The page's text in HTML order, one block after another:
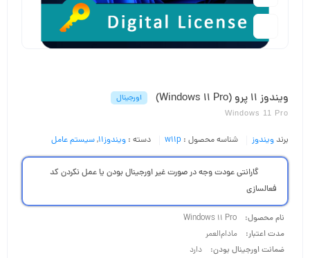
ویندوز 11 پرو (Windows 11 Pro) اورجینال
Windows 11 Pro
برندویندوز شناسه محصول : w11p دسته : ویندوز11 ,سیستم عامل
گارانتی عودت وجه در صورت غیر اورجینال بودن یا عمل نکردن کد
فعالسازی
نام محصول:
مدت اعتبار: مادام‌‌العمر
ضمانت اورجینال بودن: دارد